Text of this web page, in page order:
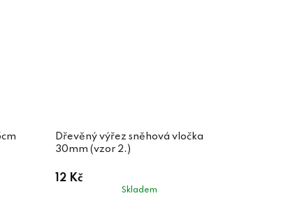
Dřevěný výřez sněhová vločka
30mm (vzor 2.)
12 Kč
Skladem